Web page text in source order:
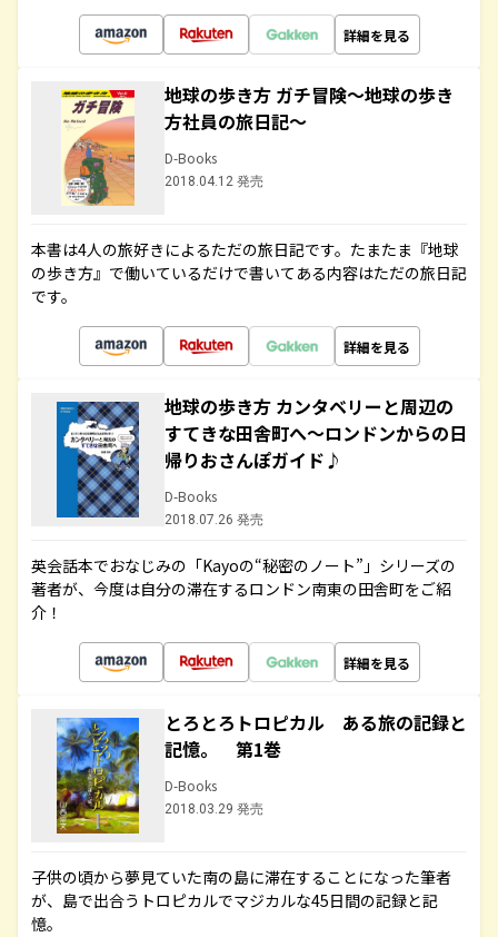
詳細を見る
地球の歩き方 ガチ冒険～地球の歩き
方社員の旅日記～
D-Books
2018.04.12 発売
本書は4人の旅好きによるただの旅日記です。たまたま『地球
の歩き方』で働いているだけで書いてある内容はただの旅日記
です。
詳細を見る
地球の歩き方 カンタベリーと周辺の
すてきな田舎町へ～ロンドンからの日
帰りおさんぽガイド♪
D-Books
2018.07.26 発売
英会話本でおなじみの「Kayoの“秘密のノート”」シリーズの
著者が、今度は自分の滞在するロンドン南東の田舎町をご紹
介！
詳細を見る
とろとろトロピカル ある旅の記録と
記憶。 第1巻
D-Books
2018.03.29 発売
子供の頃から夢見ていた南の島に滞在することになった筆者
が、島で出合うトロピカルでマジカルな45日間の記録と記
憶。